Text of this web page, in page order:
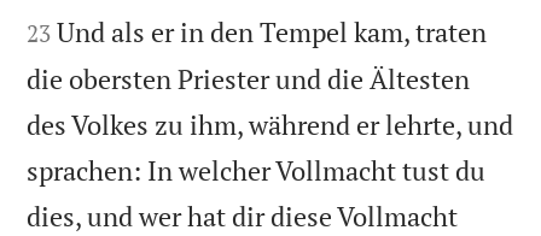


23 Und als er in den Tempel kam, traten
die obersten Priester und die Ältesten
des Volkes zu ihm, während er lehrte, und
sprachen: In welcher Vollmacht tust du
dies, und wer hat dir diese Vollmacht